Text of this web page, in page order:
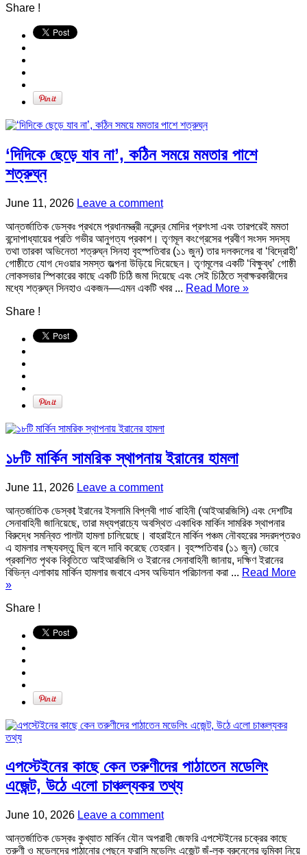
Share !
‘দিদিকে ছেড়ে যাব না’, কঠিন সময়ে মমতার পাশে
শত্রুঘ্ন
June 11, 2026 Leave a comment
আন্তর্জাতিক ডেস্কঃ প্রথমে প্রধানমন্ত্রী নরেন্দ্র মোদির প্রশংসা এবং তারপরেই মমতা
বন্দোপাধ্যায়ের প্রতি গভীর আনুগত্য প্রকাশ। তৃণমূল কংগ্রেসের প্রবীণ সংসদ সদস্য
তথা তারকা অভিনেতা শত্রুঘ্ন সিনহা বৃহস্পতিবার (১১ জুন) তার দলবদলের বা ‘বিদ্রোহী’
গোষ্ঠীতে যোগ দেওয়ার সমস্ত জল্পনা উড়িয়ে দিয়েছেন। তৃণমূলের একটি ‘বিক্ষুব্ধ’ গোষ্ঠী
লোকসভার স্পিকারের কাছে একটি চিঠি জমা দিয়েছে এবং সেই চিঠিতে স্বাক্ষরকারীদের
মধ্যে শত্রুঘ্ন সিনহাও একজন—এমন একটি খবর ... Read More »
Share !
১৮টি মার্কিন সামরিক স্থাপনায় ইরানের হামলা
June 11, 2026 Leave a comment
আন্তর্জাতিক ডেস্কt ইরানের ইসলামি বিপ্লবী গার্ড বাহিনী (আইআরজিসি) এবং দেশটির
সেনাবাহিনী জানিয়েছে, তারা মধ্যপ্রাচ্যে অবস্থিত একাধিক মার্কিন সামরিক স্থাপনার
বিরুদ্ধে সমন্বিত পালটা হামলা চালিয়েছে। বাহরাইনে মার্কিন পঞ্চম নৌবহরের সদরদপ্তরও
এ হামলার লক্ষ্যবস্তু ছিল বলে দাবি করেছে তেহরান। বৃহস্পতিবার (১১ জুন) ভোরে
প্রকাশিত পৃথক বিবৃতিতে আইআরজিসি ও ইরানের সেনাবাহিনী জানায়, দক্ষিণ ইরানের
বিভিন্ন এলাকায় মার্কিন হামলার জবাবে এসব অভিযান পরিচালনা করা ... Read More
»
Share !
এপস্টেইনের কাছে কেন তরুণীদের পাঠাতেন মডেলিং
এজেন্ট, উঠে এলো চাঞ্চল্যকর তথ্য
June 10, 2026 Leave a comment
আন্তর্জাতিক ডেস্কঃ কুখ্যাত মার্কিন যৌন অপরাধী জেফরি এপস্টেইনের চক্রের কাছে
তরুণী ও মডেলদের পাঠানোর পেছনে ফরাসি মডেলিং এজেন্ট জঁ-লুক ব্রুনেলের ভূমিকা নিয়ে